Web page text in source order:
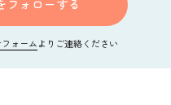
フォローする
ォーム よりご連絡ください